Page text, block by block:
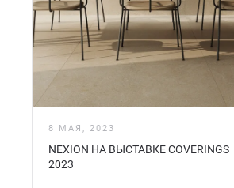
8 МАЯ, 2023
NEXION НА ВЫСТАВКЕ COVERINGS
2023